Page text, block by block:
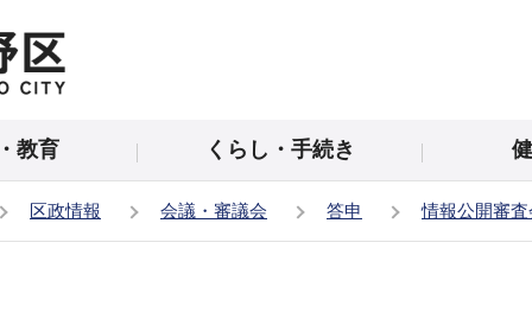
教育 くらし・手続き
区政情報 会議・審議会 答申 情報公開審査